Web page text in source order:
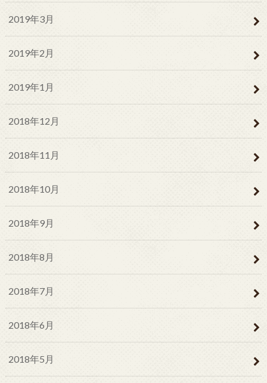
2019年3月
2019年2月
2019年1月
2018年12月
2018年11月
2018年10月
2018年9月
2018年8月
2018年7月
2018年6月
2018年5月